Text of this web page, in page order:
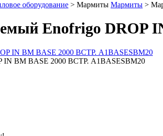
оборудование > Мармиты Мармиты >
Enofrigo DROP
IN BM BASE 2000 ВСТР. A1BASESBM20